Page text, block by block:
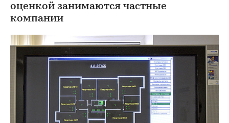
оценкой занимаются частные
компании